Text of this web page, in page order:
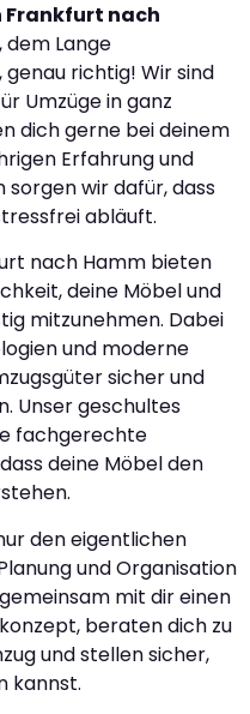
Frankfurt nach
dem Lange
richtig! Wir sind
Umzüge in ganz
dich gerne bei deinem
Erfahrung und
wir dafür, dass
abläuft.
nach Hamm bieten
deine Möbel und
mitzunehmen. Dabei
und moderne
sicher und
Unser geschultes
fachgerechte
deine Möbel den
den eigentlichen
und Organisation
mit dir einen
beraten dich zu
und stellen sicher,
kannst.